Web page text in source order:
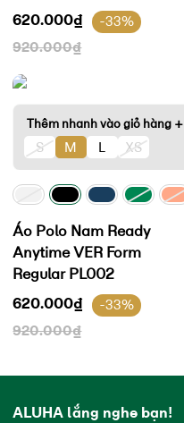
620.000₫ -33%
920.000₫
Thêm nhanh vào giỏ hàng +
S M L XS
Áo Polo Nam Ready
Anytime VER Form
Regular PL002
620.000₫ -33%
920.000₫
ALUHA lắng nghe bạn!